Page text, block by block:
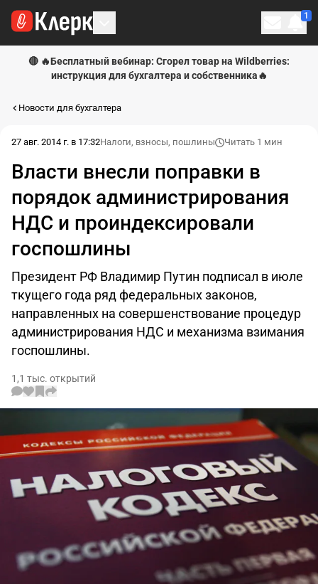
1
🔴 🔥Бесплатный вебинар: Сгорел товар на Wildberries:
инструкция для бухгалтера и собственника🔥
Новости для бухгалтера
27 авг. 2014 г. в 17:32Налоги, взносы, пошлины Читать 1 мин
Власти внесли поправки в
порядок администрирования
НДС и проиндексировали
госпошлины
Президент РФ Владимир Путин подписал в июле
ткущего года ряд федеральных законов,
направленных на совершенствование процедур
администрирования НДС и механизма взимания
госпошлины.
1,1 тыс. открытий